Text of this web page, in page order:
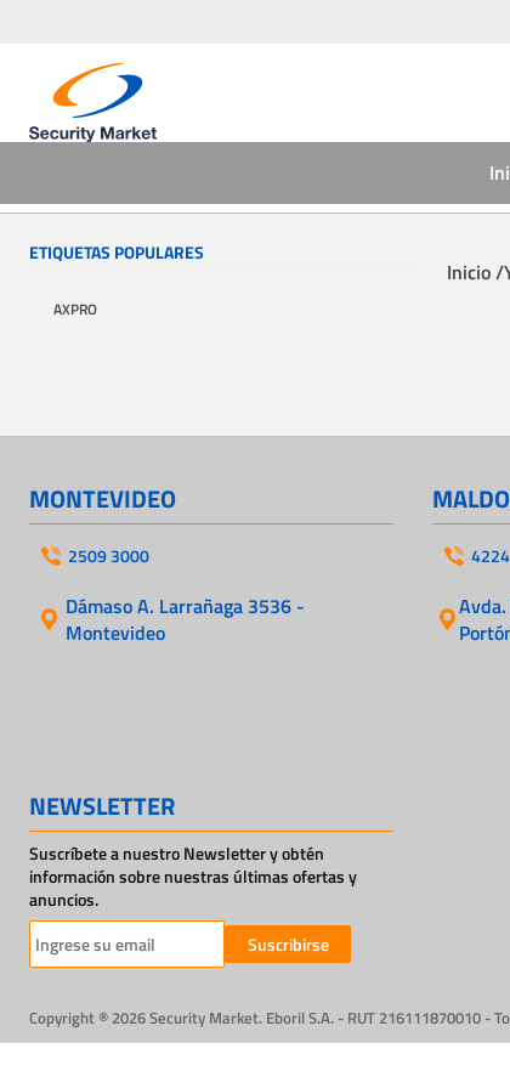
Inicio /
ETIQUETAS POPULARES
AXPRO
MONTEVIDEO
2509 3000
Dámaso A. Larrañaga 3536 -
Montevideo
NEWSLETTER
Suscríbete a nuestro Newsletter y obtén
información sobre nuestras últimas ofertas y
anuncios.
Suscribirse
Copyright ® 2026 Security Market. Eboril S.A. - RUT 216111870010 -